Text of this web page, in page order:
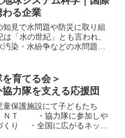
わる企業
知見で水問題や防災に取り組
「水の世紀」とも言われ、
汚染・水紛争などの水問題の
ンサルティング企業として、
決に向け、給水...
を育てる会＞
力隊を支える応援団
童保護施設にて子どもたち
ＮＴ ・協力隊に参加しや
くり ・全国に広がるネット